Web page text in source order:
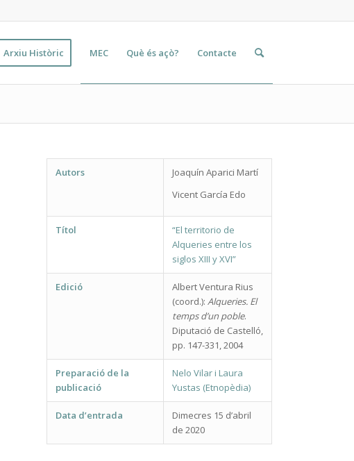
Arxiu Històric MEC Què és açò? Contacte
Autors
Joaquín Aparici Martí
Vicent García Edo
Títol
“El territorio de
Alqueries entre los
siglos XIII y XVI”
Edició
Albert Ventura Rius
(coord.):Alqueries. El
temps d’un poble.
Diputació de Castelló,
pp. 147-331, 2004
Preparació de la
publicació
Nelo Vilar i Laura
Yustas (Etnopèdia)
Data d’entrada
Dimecres 15 d’abril
de 2020